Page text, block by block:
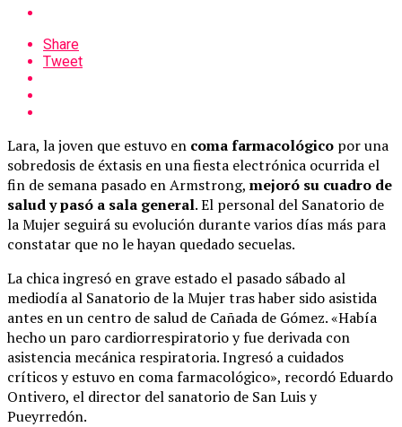
Share
Tweet
Lara, la joven que estuvo en coma farmacológico por una
sobredosis de éxtasis en una fiesta electrónica ocurrida el
fin de semana pasado en Armstrong, mejoró su cuadro de
salud y pasó a sala general. El personal del Sanatorio de
la Mujer seguirá su evolución durante varios días más para
constatar que no le hayan quedado secuelas.
La chica ingresó en grave estado el pasado sábado al
mediodía al Sanatorio de la Mujer tras haber sido asistida
antes en un centro de salud de Cañada de Gómez. «Había
hecho un paro cardiorrespiratorio y fue derivada con
asistencia mecánica respiratoria. Ingresó a cuidados
críticos y estuvo en coma farmacológico», recordó Eduardo
Ontivero, el director del sanatorio de San Luis y
Pueyrredón.